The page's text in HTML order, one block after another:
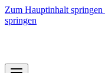
Zum Hauptinhalt springen
springen